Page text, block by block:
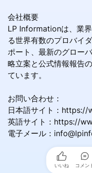
会社概要
LP Informationは、業
る世界有数のプロバイ
ポート、最新のグロー
略立案と公式情報報告
ています。
お問い合わせ：
日本語サイト：
英語サイト：https://
電子メール：
いいね コメン